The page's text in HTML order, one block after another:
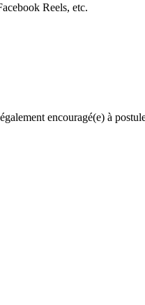
Reels, etc.
encouragé(e) à